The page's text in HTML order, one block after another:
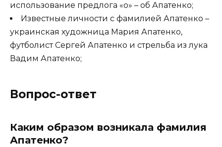
использование предлога «о» – об Апатенко;
Известные личности с фамилией Апатенко –
украинская художница Мария Апатенко,
футболист Сергей Апатенко и стрельба из лука
Вадим Апатенко;
Вопрос-ответ
Каким образом возникала фамилия
Апатенко?